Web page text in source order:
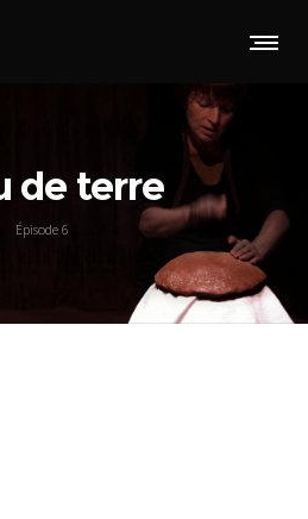
de terre
Épisode 6